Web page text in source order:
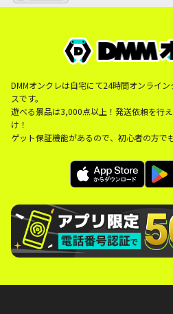
DMMオンクレは自宅にて24時間オンライ
スです。
遊べる景品は3,000点以上！発送依頼を行
け！
ゲット保証機能があるので、初心者の方で